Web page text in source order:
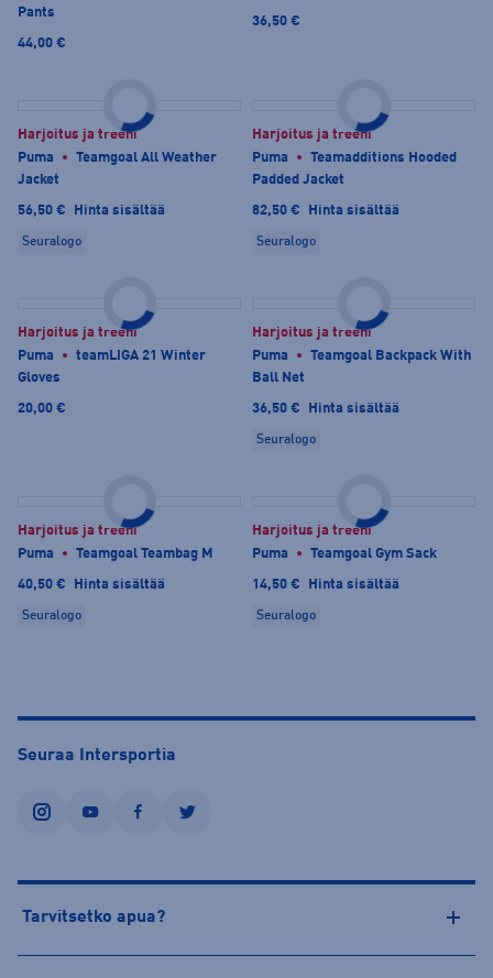
Pants
44,00 €
36,50 €
Harjoitus ja treeni
Puma
Teamgoal All Weather
Jacket
56,50 € Hinta sisältää
Seuralogo
Harjoitus ja treeni
Puma
Teamadditions Hooded
Padded Jacket
82,50 € Hinta sisältää
Seuralogo
Harjoitus ja treeni
Puma
teamLIGA 21 Winter
Gloves
20,00 €
Harjoitus ja treeni
Puma
Teamgoal Backpack With
Ball Net
36,50 € Hinta sisältää
Seuralogo
Harjoitus ja treeni
Puma
Teamgoal Teambag M
40,50 € Hinta sisältää
Seuralogo
Harjoitus ja treeni
Puma
Teamgoal Gym Sack
14,50 € Hinta sisältää
Seuralogo
Seuraa Intersportia
instagramyoutubefacebooktwitter
Tarvitsetko apua?